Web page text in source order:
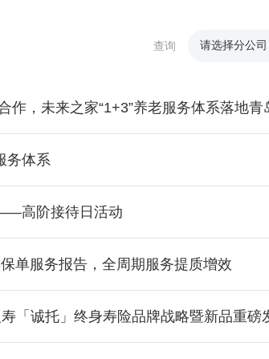
查询
作，未来之家“1+3”养老服务体系落地青
务体系
高阶接待日活动
单服务报告，全周期服务提质增效
「诚托」终身寿险品牌战略暨新品重磅